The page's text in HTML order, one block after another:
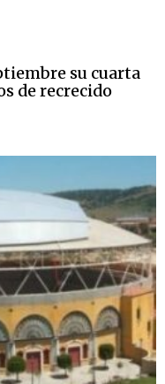
su cuarta
de recrecido